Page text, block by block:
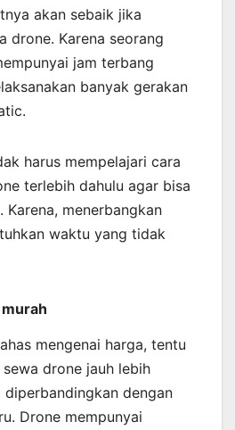
akan sebaik jika
drone. Karena seorang
jam terbang
banyak gerakan
harus mempelajari cara
terlebih dahulu agar bisa
Karena, menerbangkan
waktu yang tidak
mengenai harga, tentu
drone jauh lebih
dengan
Drone mempunyai